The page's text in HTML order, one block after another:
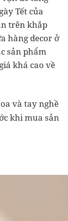
Tết của
trên khắp
hàng decor ở
sản phẩm
khá cao về
và tay nghề
khi mua sản